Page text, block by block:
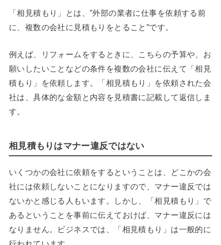
「相見積もり」とは、”外部の業者に仕事を依頼する前
に、複数の会社に見積もりをとること”です。
例えば、リフォームをするときに、こちらの予算や、お
願いしたいことなどの条件を複数の会社に伝えて「相見
積もり」を依頼します。「相見積もり」を依頼された会
社は、具体的な金額と内容を見積書に記載して返信しま
す。
相見積もりはマナー違反ではない
いくつかの会社に依頼をするということは、どこかの会
社には依頼しないことになりますので、マナー違反では
ないかと感じる人もいます。しかし、「相見積もり」で
あるということを事前に伝えておけば、マナー違反には
なりません。ビジネスでは、「相見積もり」は一般的に